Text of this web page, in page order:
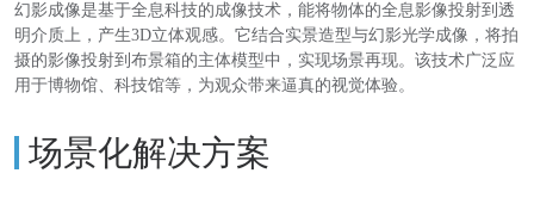
幻影成像是基于全息科技的成像技术，能将物体的全息影像投射到透
明介质上，产生3D立体观感。它结合实景造型与幻影光学成像，将拍
摄的影像投射到布景箱的主体模型中，实现场景再现。该技术广泛应
用于博物馆、科技馆等，为观众带来逼真的视觉体验。
场景化解决方案